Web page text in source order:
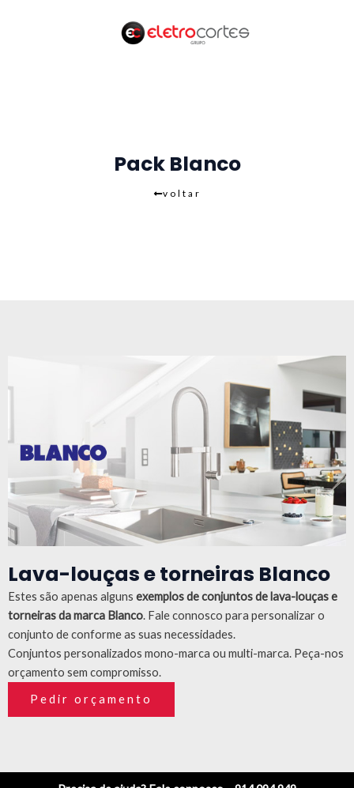
Pack Blanco
voltar
Lava-louças e torneiras Blanco
Estes são apenas alguns exemplos de conjuntos de lava-louças e
torneiras da marca Blanco. Fale connosco para personalizar o
conjunto de conforme as suas necessidades.
Conjuntos personalizados mono-marca ou multi-marca. Peça-nos
orçamento sem compromisso.
Pedir orçamento